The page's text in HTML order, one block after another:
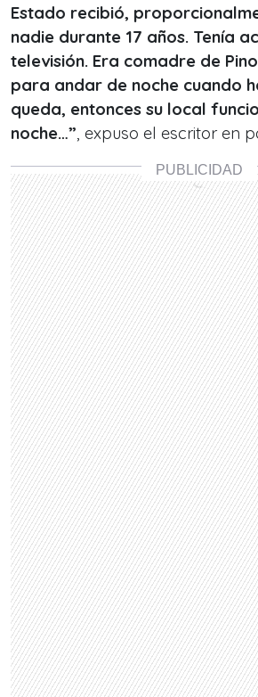
Estado recibió,
nadie durante 17 años. Tenía
televisión. Era comadre de
para andar de noche cuando
queda, entonces su local
noche…”, expuso el escritor en